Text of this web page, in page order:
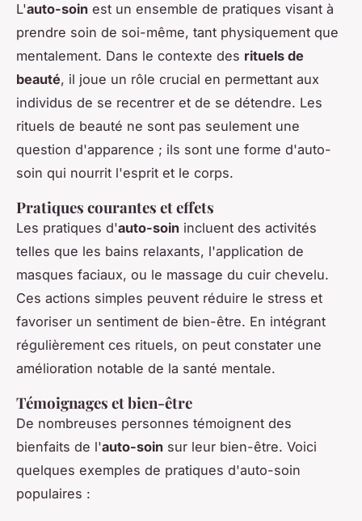
L'auto-soin est un ensemble de pratiques visant à
prendre soin de soi-même, tant physiquement que
mentalement. Dans le contexte des rituels de
beauté, il joue un rôle crucial en permettant aux
individus de se recentrer et de se détendre. Les
rituels de beauté ne sont pas seulement une
question d'apparence ; ils sont une forme d'auto-
soin qui nourrit l'esprit et le corps.
Pratiques courantes et effets
Les pratiques d'auto-soin incluent des activités
telles que les bains relaxants, l'application de
masques faciaux, ou le massage du cuir chevelu.
Ces actions simples peuvent réduire le stress et
favoriser un sentiment de bien-être. En intégrant
régulièrement ces rituels, on peut constater une
amélioration notable de la santé mentale.
Témoignages et bien-être
De nombreuses personnes témoignent des
bienfaits de l'auto-soin sur leur bien-être. Voici
quelques exemples de pratiques d'auto-soin
populaires :